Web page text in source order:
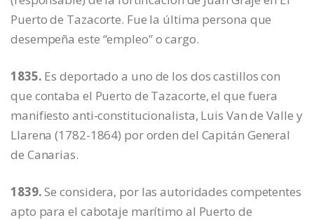
Puerto de Tazacorte. Fue la última persona que
desempeña este “empleo” o cargo.
1835. Es deportado a uno de los dos castillos con
que contaba el Puerto de Tazacorte, el que fuera
manifiesto anti-constitucionalista, Luis Van de Valle y
Llarena (1782-1864) por orden del Capitán General
de Canarias.
1839.Se considera, por las autoridades competentes
apto para el cabotaje marítimo al Puerto de